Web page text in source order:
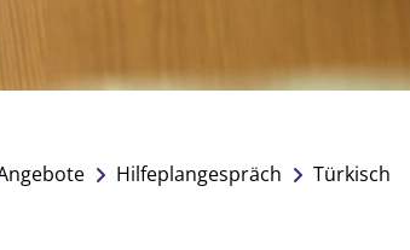
Hilfeplangespräch Türkisch